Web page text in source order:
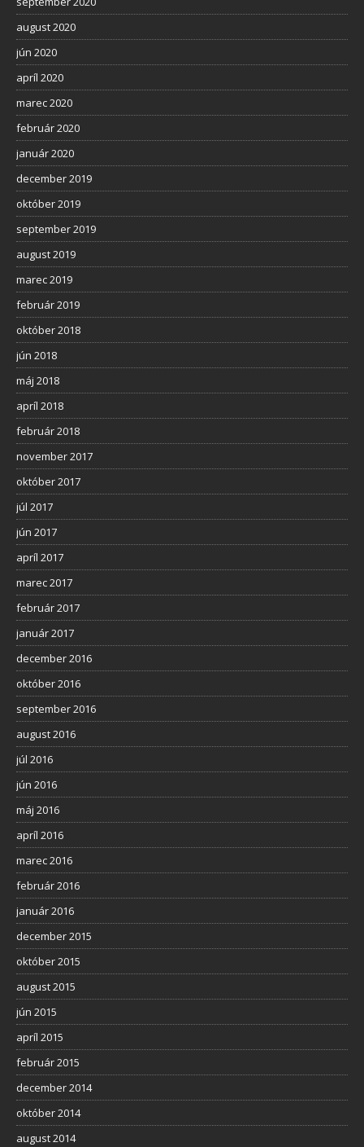
august 2020
jún 2020
apríl 2020
marec 2020
február 2020
január 2020
december 2019
október 2019
september 2019
august 2019
marec 2019
február 2019
október 2018
jún 2018
máj 2018
apríl 2018
február 2018
november 2017
október 2017
júl 2017
jún 2017
apríl 2017
marec 2017
február 2017
január 2017
december 2016
október 2016
september 2016
august 2016
júl 2016
jún 2016
máj 2016
apríl 2016
marec 2016
február 2016
január 2016
december 2015
október 2015
august 2015
jún 2015
apríl 2015
február 2015
december 2014
október 2014
august 2014